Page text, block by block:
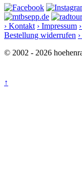
› Kontakt › Impressum
Bestellung widerrufen
© 2002 - 2026
↑